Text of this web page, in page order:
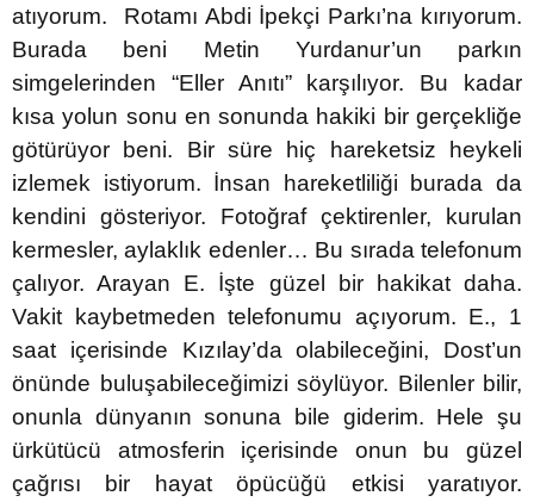
atıyorum. Rotamı Abdi İpekçi Parkı’na kırıyorum.
Burada beni Metin Yurdanur’un parkın
simgelerinden “Eller Anıtı” karşılıyor. Bu kadar
kısa yolun sonu en sonunda hakiki bir gerçekliğe
götürüyor beni. Bir süre hiç hareketsiz heykeli
izlemek istiyorum. İnsan hareketliliği burada da
kendini gösteriyor. Fotoğraf çektirenler, kurulan
kermesler, aylaklık edenler… Bu sırada telefonum
çalıyor. Arayan E. İşte güzel bir hakikat daha.
Vakit kaybetmeden telefonumu açıyorum. E., 1
saat içerisinde Kızılay’da olabileceğini, Dost’un
önünde buluşabileceğimizi söylüyor. Bilenler bilir,
onunla dünyanın sonuna bile giderim. Hele şu
ürkütücü atmosferin içerisinde onun bu güzel
çağrısı bir hayat öpücüğü etkisi yaratıyor.